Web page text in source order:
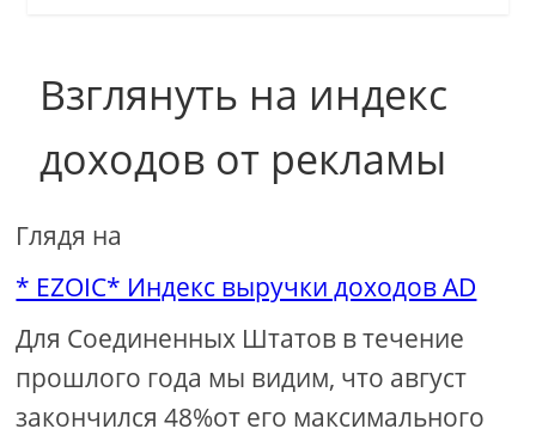
Взглянуть на индекс
доходов от рекламы
Глядя на
* EZOIC* Индекс выручки доходов AD
Для Соединенных Штатов в течение
прошлого года мы видим, что август
закончился 48%от его максимального